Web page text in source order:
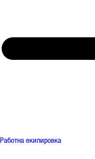
Работна екипировка